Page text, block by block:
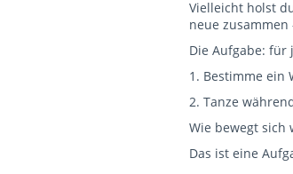
Vielleicht holst
neue
Die Aufgabe: für
1. Bestimme ein
2. Tanze
Wie bewegt sich
Das ist eine